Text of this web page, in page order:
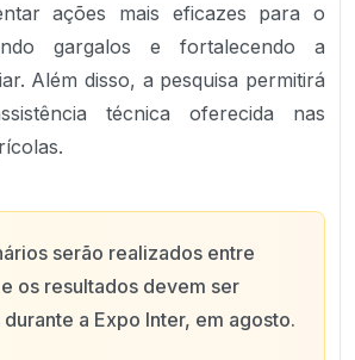
ações mais eficazes para o
gargalos e fortalecendo a
Além disso, a pesquisa permitirá
técnica oferecida nas
serão realizados entre
os resultados devem ser
a Expo Inter, em agosto.